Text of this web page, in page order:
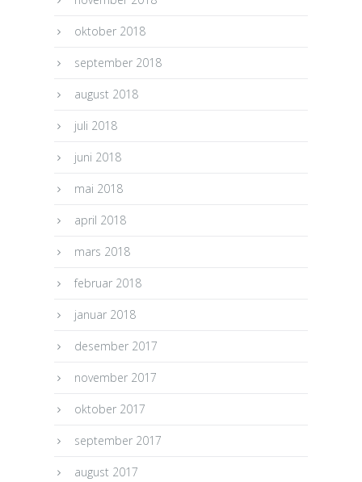
oktober 2018
september 2018
august 2018
juli 2018
juni 2018
mai 2018
april 2018
mars 2018
februar 2018
januar 2018
desember 2017
november 2017
oktober 2017
september 2017
august 2017